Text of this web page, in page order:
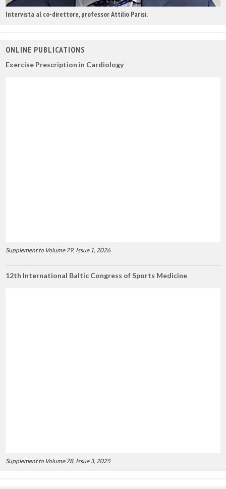
Intervista al co-direttore, professor Attilio Parisi.
ONLINE PUBLICATIONS
Exercise Prescription in Cardiology
Supplement to Volume 79, Issue 1, 2026
12th International Baltic Congress of Sports Medicine
Supplement to Volume 78, Issue 3, 2025